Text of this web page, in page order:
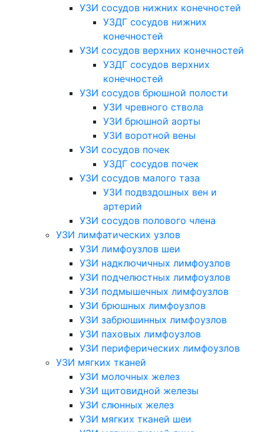
УЗИ сосудов нижних конечностей
УЗДГ сосудов нижних
конечностей
УЗИ сосудов верхних конечностей
УЗДГ сосудов верхних
конечностей
УЗИ сосудов брюшной полости
УЗИ чревного ствола
УЗИ брюшной аорты
УЗИ воротной вены
УЗИ сосудов почек
УЗДГ сосудов почек
УЗИ сосудов малого таза
УЗИ подвздошных вен и
артерий
УЗИ сосудов полового члена
УЗИ лимфатических узлов
УЗИ лимфоузлов шеи
УЗИ надключичных лимфоузлов
УЗИ подчелюстных лимфоузлов
УЗИ подмышечных лимфоузлов
УЗИ брюшных лимфоузлов
УЗИ забрюшинных лимфоузлов
УЗИ паховых лимфоузлов
УЗИ периферических лимфоузлов
УЗИ мягких тканей
УЗИ молочных желез
УЗИ щитовидной железы
УЗИ слюнных желез
УЗИ мягких тканей шеи